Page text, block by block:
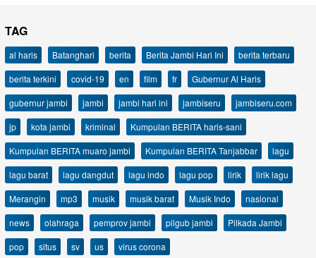
TAG
al haris Batanghari berita Berita Jambi Hari Ini
berita terbaru
berita terkini
covid-19 en film fr
Gubernur Al Haris
gubernur jambi
jambi jambi hari ini jambiseru
jambiseru.com
jp
kota jambi kriminal
Kumpulan BERITA haris-sani
Kumpulan BERITA muaro jambi
Kumpulan BERITA Tanjabbar
lagu
lagu barat
lagu dangdut lagu indo lagu pop lirik
lirik lagu
Merangin
mp3 musik musik barat Musik Indo
nasional
news
olahraga pemprov jambi pilgub jambi
Pilkada Jambi
pop
situs sv us virus corona